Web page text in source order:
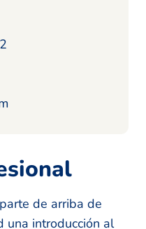
de arriba de
una introducción al